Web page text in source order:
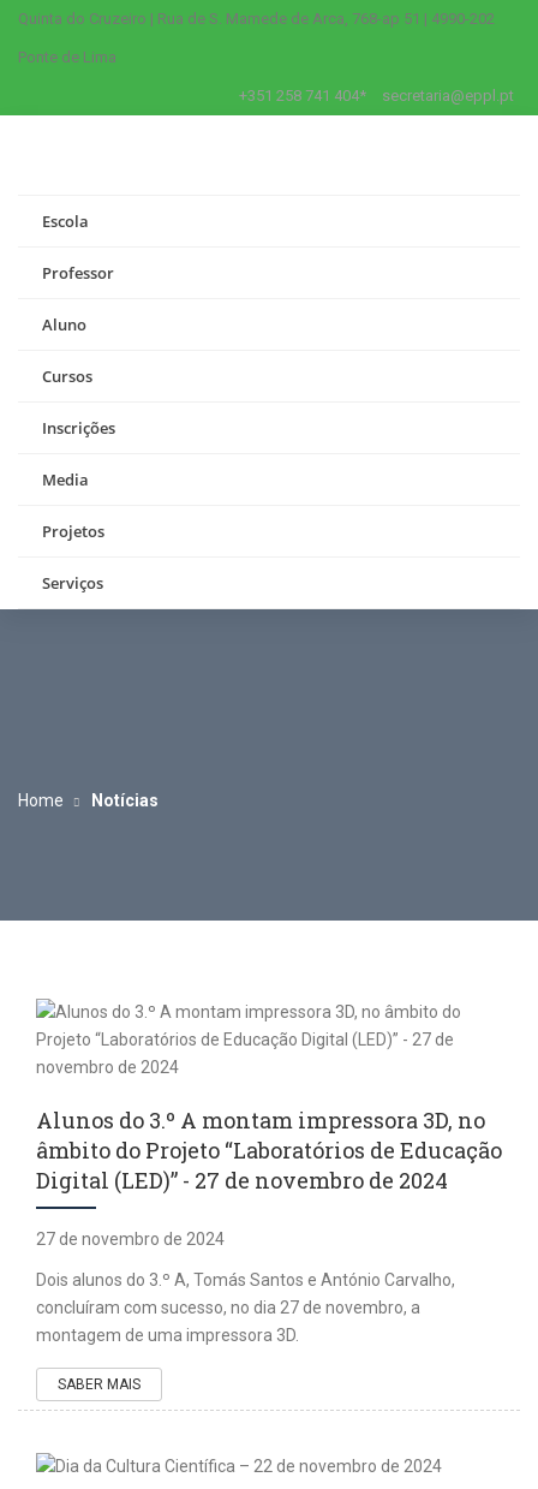
Quinta do Cruzeiro | Rua de S. Mamede de Arca, 768-ap 51 | 4990-202
Ponte de Lima
+351 258 741 404* secretaria@eppl.pt
Escola
Professor
Aluno
Cursos
Inscrições
Media
Projetos
Serviços
Home Notícias
Alunos do 3.º A montam impressora 3D, no
âmbito do Projeto “Laboratórios de Educação
Digital (LED)” - 27 de novembro de 2024
27 de novembro de 2024
Dois alunos do 3.º A, Tomás Santos e António Carvalho,
concluíram com sucesso, no dia 27 de novembro, a
montagem de uma impressora 3D.
SABER MAIS